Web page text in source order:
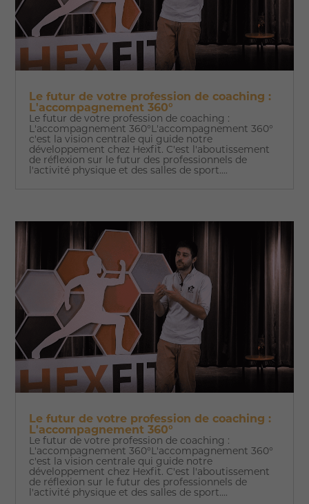
Le futur de votre profession de coaching :
L'accompagnement 360°
Le futur de votre profession de coaching :
L'accompagnement 360°L'accompagnement 360°
c'est la vision centrale qui guide notre
développement chez Hexfit. C'est l'aboutissement
de réflexion sur le futur des professionnels de
l'activité physique et des salles de sport....
Le futur de votre profession de coaching :
L'accompagnement 360°
Le futur de votre profession de coaching :
L'accompagnement 360°L'accompagnement 360°
c'est la vision centrale qui guide notre
développement chez Hexfit. C'est l'aboutissement
de réflexion sur le futur des professionnels de
l'activité physique et des salles de sport....